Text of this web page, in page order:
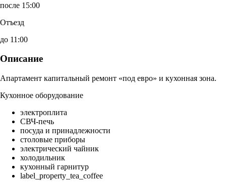
после 15:00
Отъезд
до 11:00
Описание
Апартамент капитальный ремонт «под евро» и кухонная зона.
Кухонное оборудование
электроплита
СВЧ-печь
посуда и принадлежности
столовые приборы
электрический чайник
холодильник
кухонный гарнитур
label_property_tea_coffee